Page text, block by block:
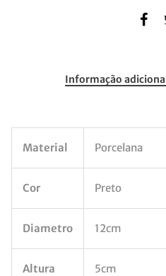
Informação adicional
Material Porcelana
Cor Preto
Diametro 12cm
Altura 5cm